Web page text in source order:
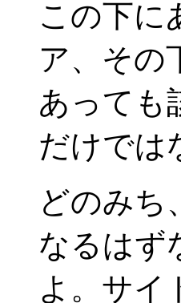
この下に
ア、その
あっても
だけでは
どのみち
なるはず
よ。サイ